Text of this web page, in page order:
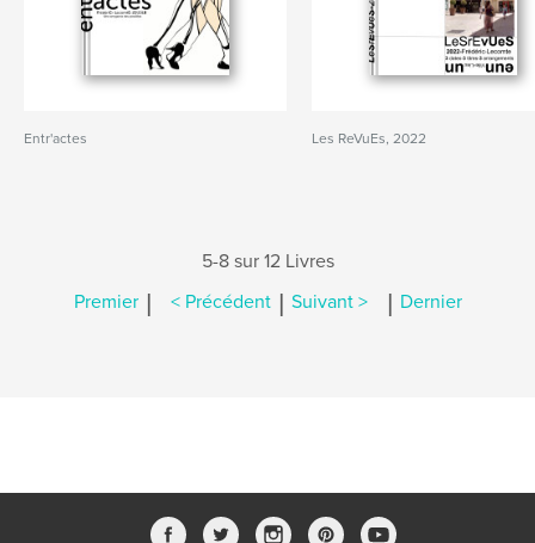
Entr'actes Les ReVuEs, 2022
5-8 sur 12 Livres
Premier | < Précédent | Suivant > | Dernier